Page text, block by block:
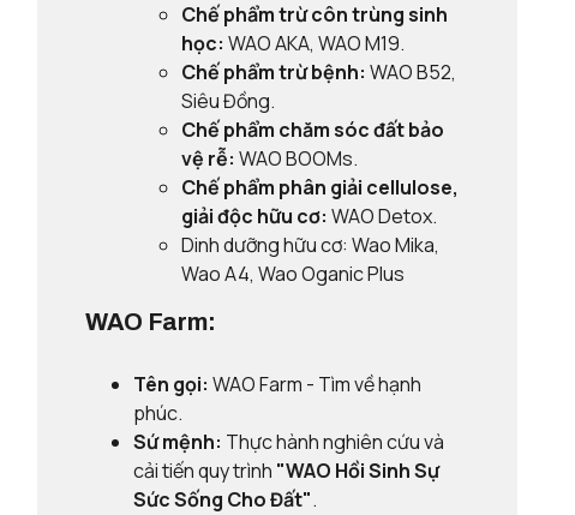
Chế phẩm trừ côn trùng sinh
học: WAO AKA, WAO M19.
Chế phẩm trừ bệnh: WAO B52,
Siêu Đồng.
Chế phẩm chăm sóc đất bảo
vệ rễ: WAO BOOMs.
Chế phẩm phân giải cellulose,
giải độc hữu cơ: WAO Detox.
Dinh dưỡng hữu cơ: Wao Mika,
Wao A4, Wao Oganic Plus
WAO Farm:
Tên gọi: WAO Farm - Tìm về hạnh
phúc.
Sứ mệnh: Thực hành nghiên cứu và
cải tiến quy trình "WAO Hồi Sinh Sự
Sức Sống Cho Đất".